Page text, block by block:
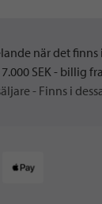
när det finns
SEK - billig
- Finns i